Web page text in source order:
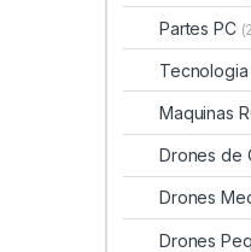
Partes PC
Tecnologia
Maquinas
Drones de
Drones
Drones